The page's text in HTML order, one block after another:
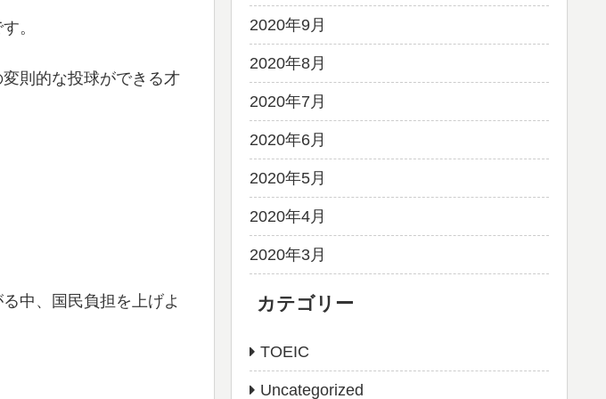
。
則的な投球ができる才
中、国民負担を上げよ
2020年9月
2020年8月
2020年7月
2020年6月
2020年5月
2020年4月
2020年3月
カテゴリー
TOEIC
Uncategorized